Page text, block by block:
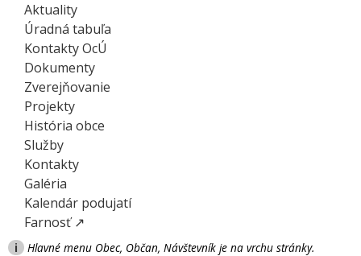
Aktuality
Úradná tabuľa
Kontakty OcÚ
Dokumenty
Zverejňovanie
Projekty
História obce
Služby
Kontakty
Galéria
Kalendár podujatí
Farnosť ↗
i Hlavné menu Obec, Občan, Návštevník je na vrchu stránky.